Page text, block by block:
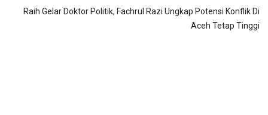
Raih Gelar Doktor Politik, Fachrul Razi Ungkap Potensi Konflik Di
Aceh Tetap Tinggi